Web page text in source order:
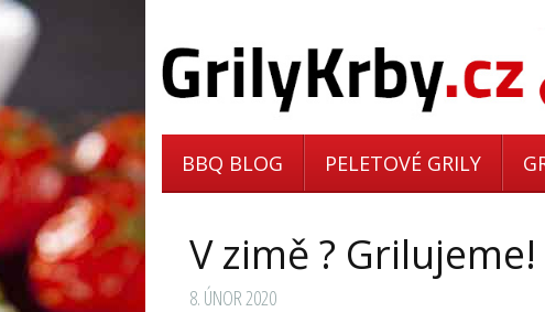
BBQ BLOG PELETOVÉ GRILY
V zimě ? Grilujeme!
8. ÚNOR 2020